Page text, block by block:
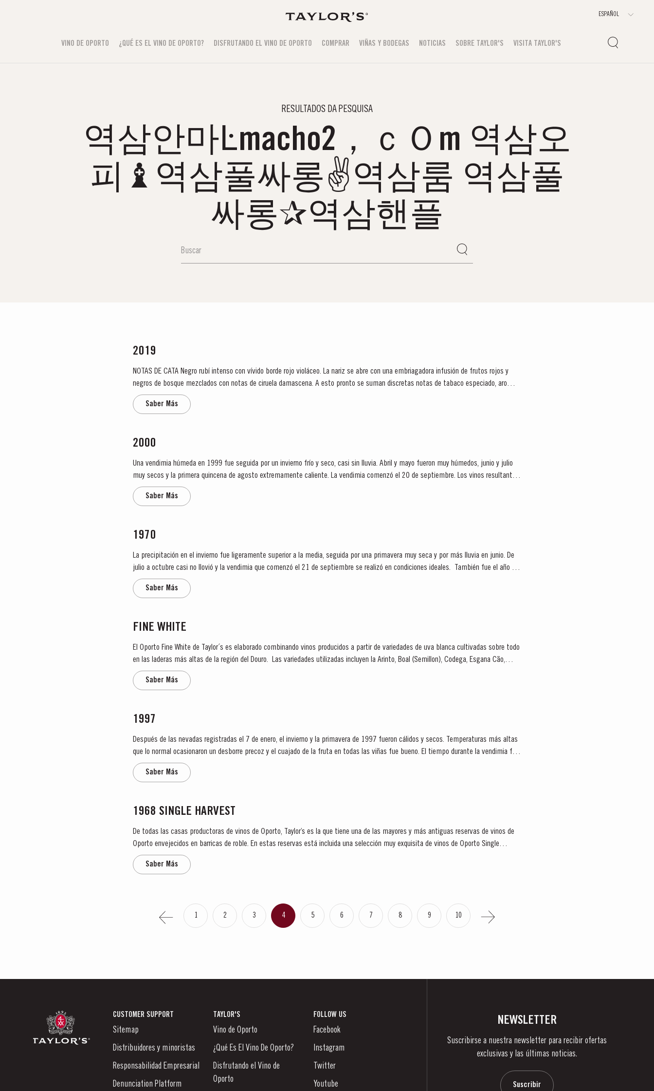
VINO DE OPORTO ¿QUÉ ES EL VINO DE OPORTO? DISFRUTANDO EL VINO DE OPORTO COMPRAR VIÑAS Y BODEGAS NOTICIAS SOBRE TAYLOR'S VISITA TAYLOR'S
RESULTADOS DA PESQUISA
역삼안마Ŀmacho2，ｃＯm 역삼오
피♝역삼풀싸롱✌역삼룸 역삼풀
싸롱✰역삼핸플
2019
NOTAS DE CATA Negro rubí intenso con vívido borde rojo violáceo. La nariz se abre con una embriagadora infusión de frutos rojos y
negros de bosque mezclados con notas de ciruela damascena. A esto pronto se suman discretas notas de tabaco especiado, aromas
de hierbas silvestres: menta, bálsamo y resina con...
Saber Más
2000
Una vendimia húmeda en 1999 fue seguida por un invierno frío y seco, casi sin lluvia. Abril y mayo fueron muy húmedos, junio y julio
muy secos y la primera quincena de agosto extremamente caliente. La vendimia comenzó el 20 de septiembre. Los vinos resultantes
fueron grandes y de mucho cuerpo con color intenso y...
Saber Más
1970
La precipitación en el invierno fue ligeramente superior a la media, seguida por una primavera muy seca y por más lluvia en junio. De
julio a octubre casi no llovió y la vendimia que comenzó el 21 de septiembre se realizó en condiciones ideales. También fue el año en
que Alistair...
Saber Más
FINE WHITE
El Oporto Fine White de Taylor´s es elaborado combinando vinos producidos a partir de variedades de uva blanca cultivadas sobre todo
en las laderas más altas de la región del Douro. Las variedades utilizadas incluyen la Arinto, Boal (Semillon), Codega, Esgana Cão,
Folgasão, Gouveio, Viosinho y...
Saber Más
1997
Después de las nevadas registradas el 7 de enero, el invierno y la primavera de 1997 fueron cálidos y secos. Temperaturas más altas
que lo normal ocasionaron un desborre precoz y el cuajado de la fruta en todas las viñas fue bueno. El tiempo durante la vendimia fue
extremadamente caluroso. Como resultado, las...
Saber Más
1968 SINGLE HARVEST
De todas las casas productoras de vinos de Oporto, Taylor’s es la que tiene una de las mayores y más antiguas reservas de vinos de
Oporto envejecidos en barricas de roble. En estas reservas está incluida una selección muy exquisita de vinos de Oporto Single
Harvest. Estos vinos provienen de un solo año y...
Saber Más
1 2 3 4 5 6 7 8 9 10
CUSTOMER SUPPORT
Sitemap
Distribuidores y minoristas
Responsabilidad Empresarial
Denunciation Platform
TAYLOR'S
Vino de Oporto
¿Qué Es El Vino De Oporto?
Disfrutando el Vino de
Oporto
FOLLOW US
Facebook
Instagram
Twitter
Youtube
NEWSLETTER
Suscribirse a nuestra newsletter para recibir ofertas
exclusivas y las últimas noticias.
Suscribir